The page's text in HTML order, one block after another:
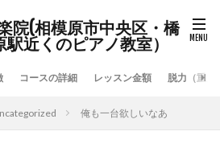
院(相模原市中央区・橋
近くのピアノ教室）
コースの詳細 レッスン金額 脱力（重力
俺も一台欲しいなあ